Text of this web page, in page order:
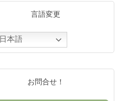
言語変更
日本語
お問合せ！